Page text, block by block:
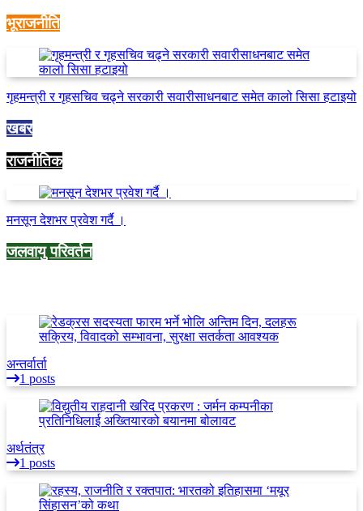
भूराजनीति
गृहमन्त्री र गृहसचिव चढ्ने सरकारी सवारीसाधनबाट समेत कालो सिसा हटाइयो
खबर
राजनीतिक
मनसून देशभर प्रवेश गर्दै ।
जलवायु परिवर्तन
अन्तर्वार्ता
1 posts
अर्थतंत्र
1 posts